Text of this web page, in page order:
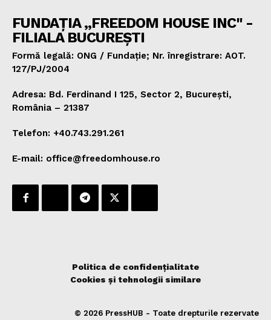
FUNDAȚIA „FREEDOM HOUSE INC" -
FILIALA BUCUREȘTI
Formă legală: ONG / Fundație; Nr. înregistrare: AOT.
127/PJ/2004
Adresa: Bd. Ferdinand I 125, Sector 2, București,
România – 21387
Telefon: +40.743.291.261
E-mail: office@freedomhouse.ro
Politica de confidențialitate
Cookies și tehnologii similare
© 2026 PressHUB - Toate drepturile rezervate